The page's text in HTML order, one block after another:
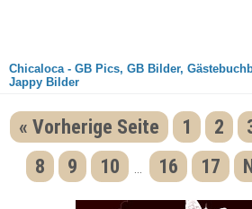
Chicaloca - GB Pics, GB Bilder,
Jappy Bilder
« Vorherige Seite 1 2
8
9 10 16 17